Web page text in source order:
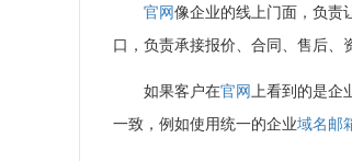
官网 像企业的线上门面，负责
口，负责承接报价、合同、售后、
如果客户在官网 上看到的是企
一致，例如使用统一的企业域名 邮